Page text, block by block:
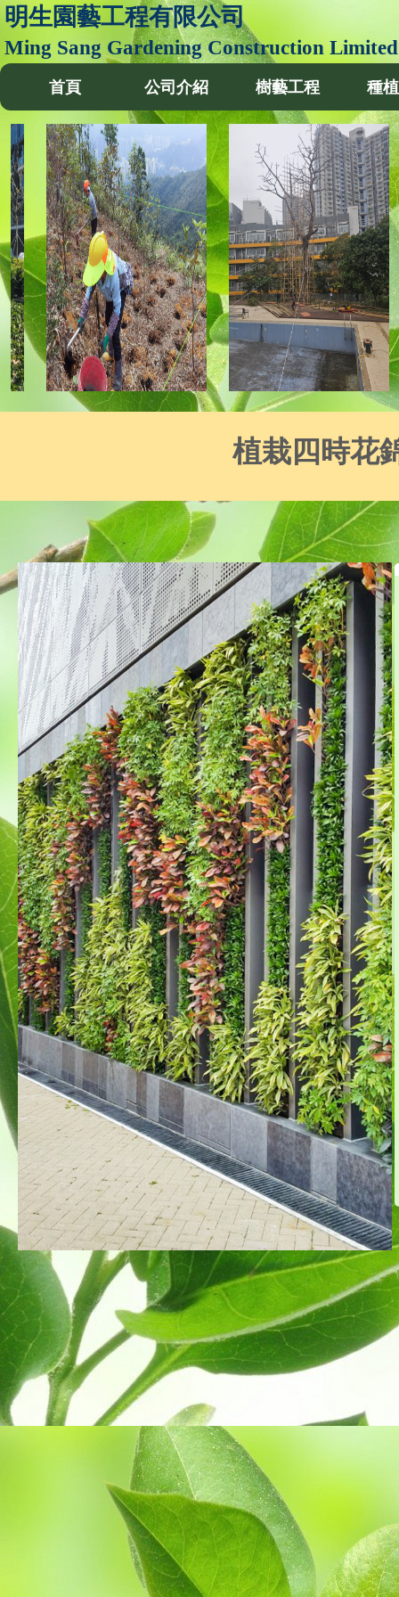
首頁 公司介紹 樹藝工程 種
植栽四時花
明生園藝工程有限公司
Ming Sang Gardening Construction Limited